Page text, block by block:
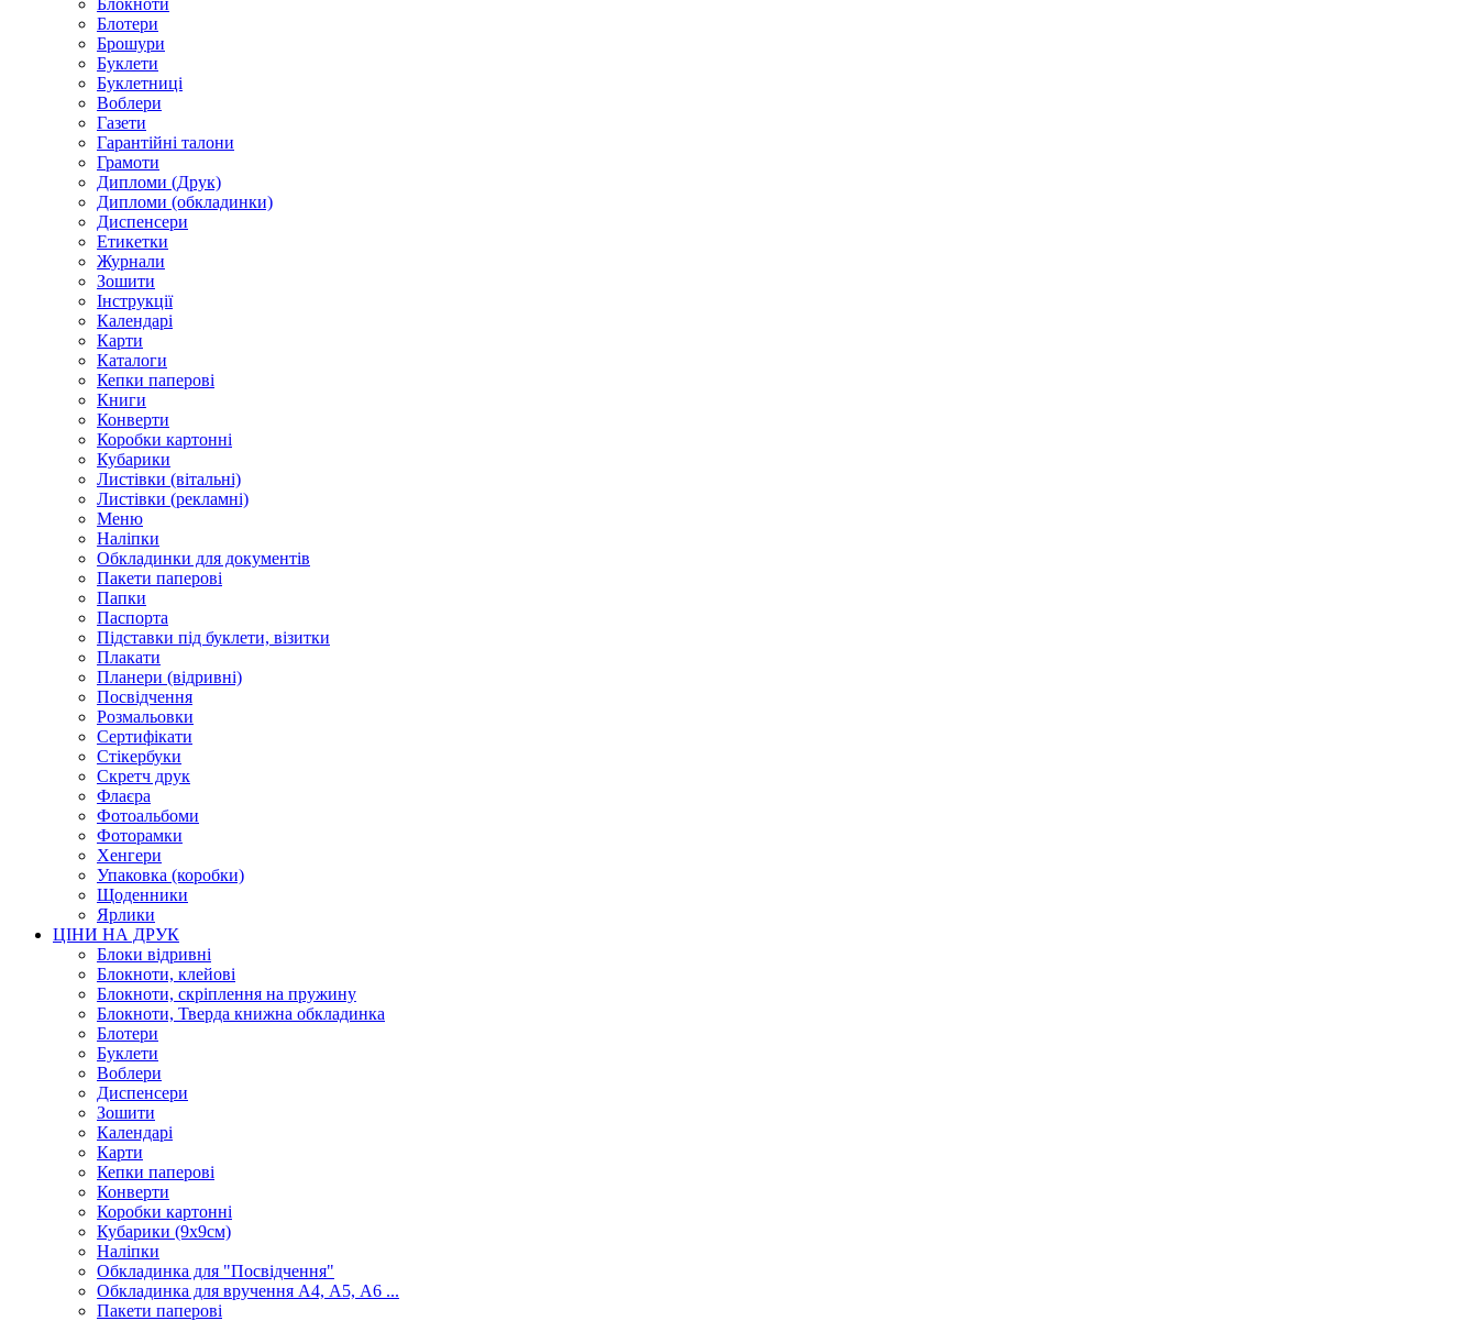
Блокноти
Блотери
Брошури
Буклети
Буклетниці
Воблери
Газети
Гарантійні талони
Грамоти
Дипломи (Друк)
Дипломи (обкладинки)
Диспенсери
Етикетки
Журнали
Зошити
Інструкції
Календарі
Карти
Каталоги
Кепки паперові
Книги
Конверти
Коробки картонні
Кубарики
Листівки (вітальні)
Листівки (рекламні)
Меню
Наліпки
Обкладинки для документів
Пакети паперові
Папки
Паспорта
Підставки під буклети, візитки
Плакати
Планери (відривні)
Посвідчення
Розмальовки
Сертифікати
Стікербуки
Скретч друк
Флаєра
Фотоальбоми
Фоторамки
Хенгери
Упаковка (коробки)
Щоденники
Ярлики
ЦІНИ НА ДРУК
Блоки відривні
Блокноти, клейові
Блокноти, скріплення на пружину
Блокноти, Тверда книжна обкладинка
Блотери
Буклети
Воблери
Диспенсери
Зошити
Календарі
Карти
Кепки паперові
Конверти
Коробки картонні
Кубарики (9х9см)
Наліпки
Обкладинка для "Посвідчення"
Обкладинка для вручення А4, А5, А6 ...
Пакети паперові